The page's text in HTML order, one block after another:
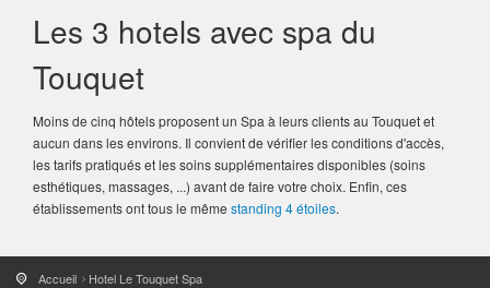
Les 3 hotels avec spa du
Touquet
Moins de cinq hôtels proposent un Spa à leurs clients au Touquet et
aucun dans les environs. Il convient de vérifier les conditions d'accès,
les tarifs pratiqués et les soins supplémentaires disponibles (soins
esthétiques, massages, ...) avant de faire votre choix. Enfin, ces
établissements ont tous le même standing 4 étoiles.
Accueil Hotel Le Touquet Spa